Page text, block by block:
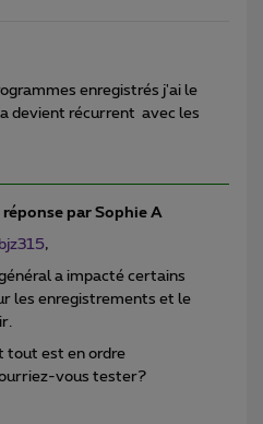
enregistrés j'ai le
devient récurrent avec les
réponse par Sophie A
,
a impacté certains
les enregistrements et le
tout est en ordre
vous tester?